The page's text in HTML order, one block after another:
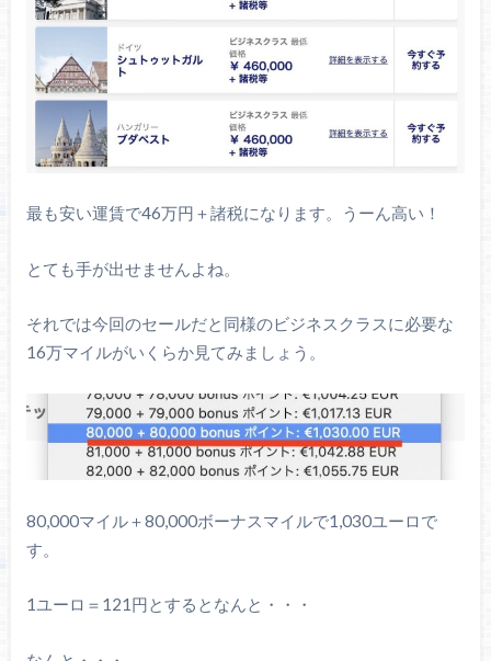
最も安い運賃で46万円＋諸税になります。うーん高い！
とても手が出せませんよね。
それでは今回のセールだと同様のビジネスクラスに必要な
16万マイルがいくらか見てみましょう。
80,000マイル＋80,000ボーナスマイルで1,030ユーロで
す。
1ユーロ＝121円とするとなんと・・・